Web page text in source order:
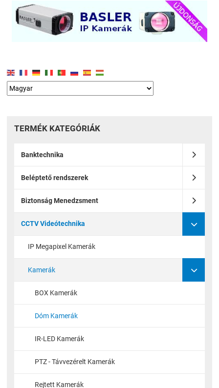
TERMÉK KATEGÓRIÁK
Banktechnika
Beléptető rendszerek
Biztonság Menedzsment
CCTV Videótechnika
IP Megapixel Kamerák
Kamerák
BOX Kamerák
Dóm Kamerák
IR-LED Kamerák
PTZ - Távvezérelt Kamerák
Rejtett Kamerák